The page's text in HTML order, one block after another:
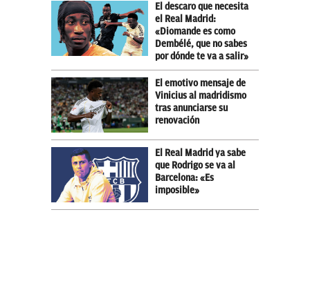
El descaro que necesita
el Real Madrid:
«Diomande es como
Dembélé, que no sabes
por dónde te va a salir»
El emotivo mensaje de
Vinicius al madridismo
tras anunciarse su
renovación
El Real Madrid ya sabe
que Rodrigo se va al
Barcelona: «Es
imposible»